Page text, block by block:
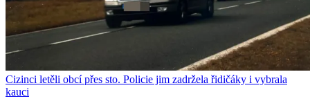
Cizinci letěli obcí přes sto. Policie jim zadržela řidičáky i vybrala
kauci